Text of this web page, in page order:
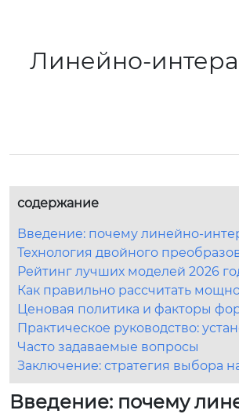
Линейно-
содержание
Введение: почему линейно-
Технология двойного
Рейтинг лучших моделей 2026
Как правильно рассчитать
Ценовая политика и факторы
Практическое руководство:
Часто задаваемые вопросы
Заключение: стратегия выбора
Введение: почему